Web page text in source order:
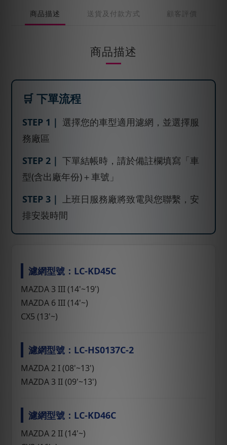
商品描述 送貨及付款方式 顧客評價
商品描述
🛒 下單流程
STEP 1｜ 選擇您的車型適用濾網，並選擇服
務廠區
STEP 2｜ 下單結帳時，請於備註欄填寫「車
型(含出廠年份)＋車號」
STEP 3｜ 上班日服務廠將致電與您聯繫，安
排安裝時間
濾網型號：LC-KD45C
MAZDA 3 III (14'~19')
MAZDA 6 III (14'~)
CX5 (13'~)
濾網型號：LC-HS0137C-2
MAZDA 2 I (08'~13')
MAZDA 3 II (09'~13')
濾網型號：LC-KD46C
MAZDA 2 II (14'~)